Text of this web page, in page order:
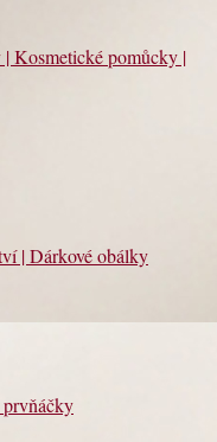
Kosmetické pomůcky |
| Dárkové obálky
prvňáčky